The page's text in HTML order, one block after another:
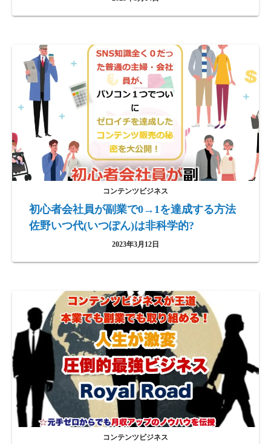
コンテンツビジネス
初心者会社員が副業で0→1を達成する方法
佐野いつ代(いつぽん)は非科学的?
2023年3月12日
コンテンツビジネス